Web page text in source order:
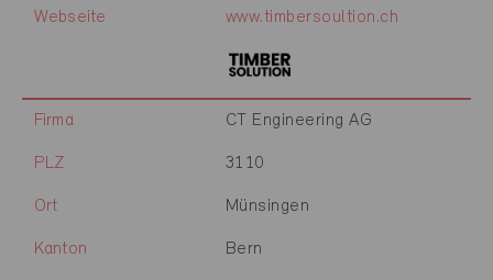
Webseite www.timbersoultion.ch
Firma CT Engineering AG
PLZ 3110
Ort Münsingen
Kanton Bern